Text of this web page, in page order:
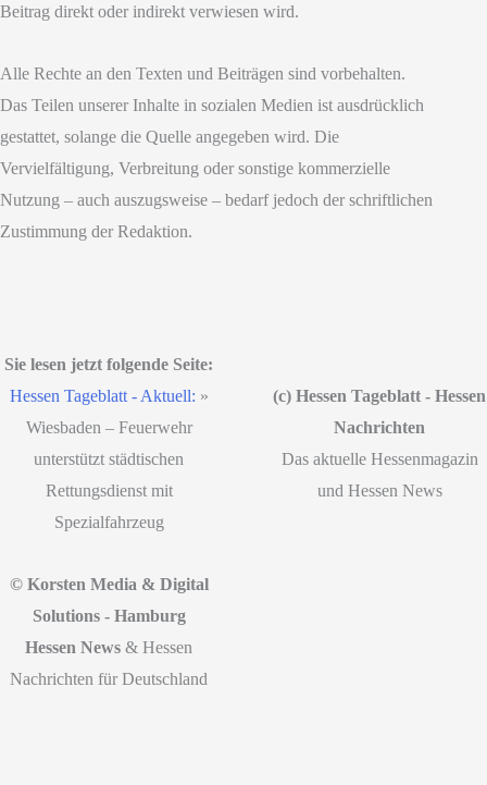
Beitrag direkt oder indirekt verwiesen wird.
Alle Rechte an den Texten und Beiträgen sind vorbehalten.
Das Teilen unserer Inhalte in sozialen Medien ist ausdrücklich
gestattet, solange die Quelle angegeben wird. Die
Vervielfältigung, Verbreitung oder sonstige kommerzielle
Nutzung – auch auszugsweise – bedarf jedoch der schriftlichen
Zustimmung der Redaktion.
Sie lesen jetzt folgende Seite:
Hessen Tageblatt - Aktuell: »
Wiesbaden – Feuerwehr
unterstützt städtischen
Rettungsdienst mit
Spezialfahrzeug
(c) Hessen Tageblatt - Hessen
Nachrichten
Das aktuelle Hessenmagazin
und Hessen News
© Korsten Media & Digital
Solutions - Hamburg
Hessen News & Hessen
Nachrichten für Deutschland